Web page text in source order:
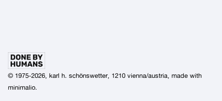
© 1975-2026, karl h. schönswetter, 1210 vienna/austria, made with
minimalio.